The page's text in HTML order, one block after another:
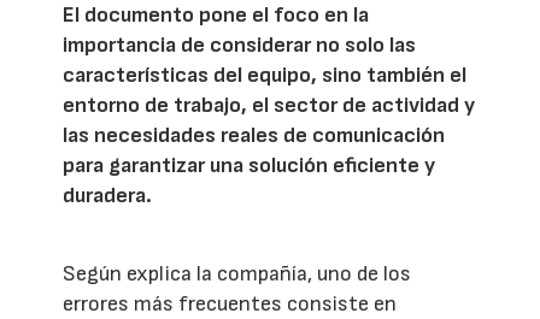
El documento pone el foco en la
importancia de considerar no solo las
características del equipo, sino también el
entorno de trabajo, el sector de actividad y
las necesidades reales de comunicación
para garantizar una solución eficiente y
duradera.
Según explica la compañía, uno de los
errores más frecuentes consiste en